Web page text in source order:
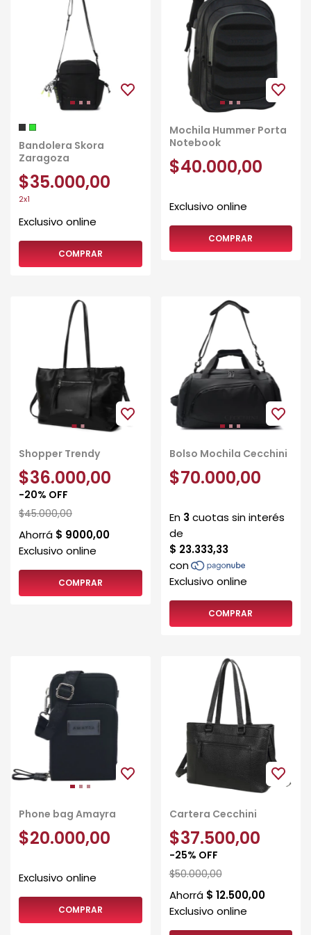
Bandolera Skora
Zaragoza
$35.000,00
2x1
COMPRAR
Mochila Hummer Porta
Notebook
$40.000,00
COMPRAR
Shopper Trendy
$36.000,00
-20% OFF
$45.000,00
COMPRAR
Bolso Mochila Cecchini
$70.000,00
COMPRAR
Phone bag Amayra
$20.000,00
Cartera Cecchini
$37.500,00
-25% OFF
$50.000,00